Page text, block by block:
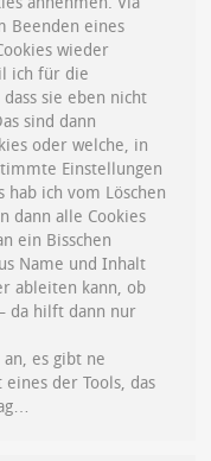
Beenden eines
wieder
ich für die
sie eben nicht
sind dann
oder welche, in
Einstellungen
hab ich vom Löschen
dann alle Cookies
ein Bisschen
Name und Inhalt
ableiten kann, ob
da hilft dann nur
es gibt ne
der Tools, das